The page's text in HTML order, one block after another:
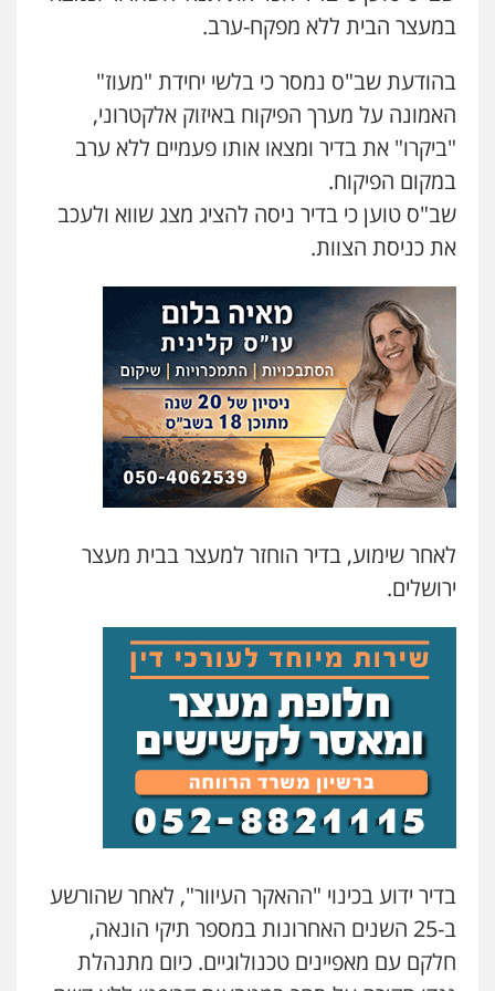
0502130230
עו"ד אילן אלימלך
פלילי פשיעה חמורה תעבורה אסירים
0522992110
עו"ד יוסי חמצני
כלכלי
מס
0505471497
עו"ד שאדי נאטור
פלילי פשיעה חמורה מעצרים וחקירות
0509230800
משרד עורכי דין פארס פלאח
פלילי צבאי צווארון לבן והונאה ביטוח לאומי
פלילי כלכלי פשיעה חמורה מעצרים
וחקירות
0525199949
עו"ד אסף גונן
פלילי פשע חמור תעבורה צבא
וחקירות
0542255161
גל דהן – משרד עורך דין פלילי
וחקירות
0544723840
עו"ד ראוף נג'אר
במעצר הבית ללא מפקח-ערב.
בהודעת שב"ס נמסר כי בלשי יחידת "מעוז"
האמונה על מערך הפיקוח באיזוק אלקטרוני,
"ביקרו" את בדיר ומצאו אותו פעמיים ללא ערב
במקום הפיקוח.
שב"ס טוען כי בדיר ניסה להציג מצג שווא ולעכב
את כניסת הצוות.
לאחר שימוע, בדיר הוחזר למעצר בבית מעצר
ירושלים.
בדיר ידוע בכינוי "ההאקר העיוור", לאחר שהורשע
ב-25 השנים האחרונות במספר תיקי הונאה,
חלקם עם מאפיינים טכנולוגיים. כיום מתנהלת